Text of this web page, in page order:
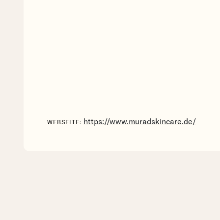
WEBSEITE: https://www.muradskincare.de/